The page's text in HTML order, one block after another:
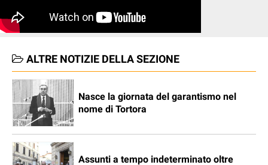
ALTRE NOTIZIE DELLA SEZIONE
Nasce la giornata del garantismo nel
nome di Tortora
Assunti a tempo indeterminato oltre